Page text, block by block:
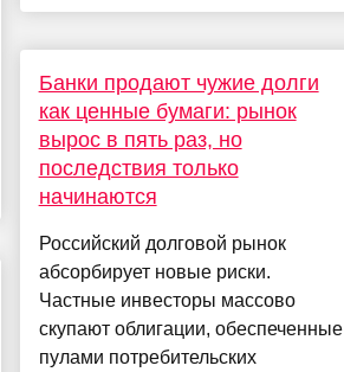
Банки продают чужие долги
как ценные бумаги: рынок
вырос в пять раз, но
последствия только
начинаются
Российский долговой рынок
абсорбирует новые риски.
Частные инвесторы массово
скупают облигации, обеспеченные
пулами потребительских